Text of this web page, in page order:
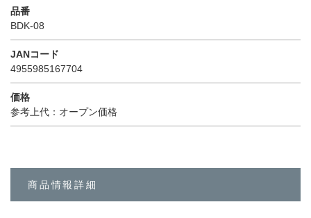
品番
BDK-08
JANコード
4955985167704
価格
参考上代：オープン価格
商品情報詳細